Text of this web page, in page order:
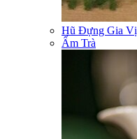
Hũ Đựng Gia Vị
Ấm Trà